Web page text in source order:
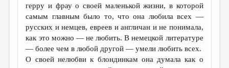
герру и фрау о своей маленькой жизни, в которой
самым главным было то, что она любила всех —
русских и немцев, евреев и англичан и не понимала,
как это можно — не любить. В немецкой литературе
— более чем в любой другой — умели любить всех.
О своей нелюбви к блондинкам она думала как о